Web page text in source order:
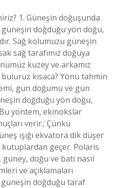
1. Güneşin doğuşunda
doğduğu yön doğu,
Sağ kolumuzu güneşin
sağ tarafımız doğuya
kuzey ve arkamız
kısaca? Yönü tahmin
gün doğumu ve gün
doğduğu yön doğu,
Bu yöntem, ekinokslar
verir.; Çünkü
ışığı ekvatora dik düşer
kutuplardan geçer. Polaris
doğu ve batı nasıl
ve açıklamaları
doğduğu taraf